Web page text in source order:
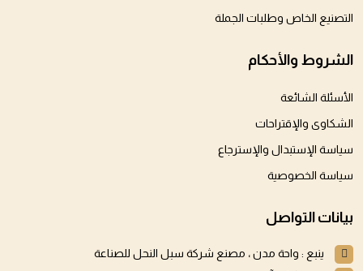
التصنيع الخاص وطلبات الجملة
الشروط والأحكام
الأسئلة الشائعة
الشكاوى والإقتراحات
سياسة الإستبدال والإسترجاع
سياسة الخصوصية
بيانات التواصل
ينبع : واحة مدن ، مصنع شركة سبل النحل للصناعة